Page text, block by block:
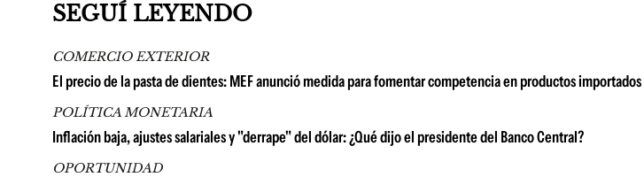
SEGUÍ LEYENDO
COMERCIO EXTERIOR
El precio de la pasta de dientes: MEF anunció medida para fomentar competencia en productos importados
POLÍTICA MONETARIA
Inflación baja, ajustes salariales y "derrape" del dólar: ¿Qué dijo el presidente del Banco Central?
OPORTUNIDAD